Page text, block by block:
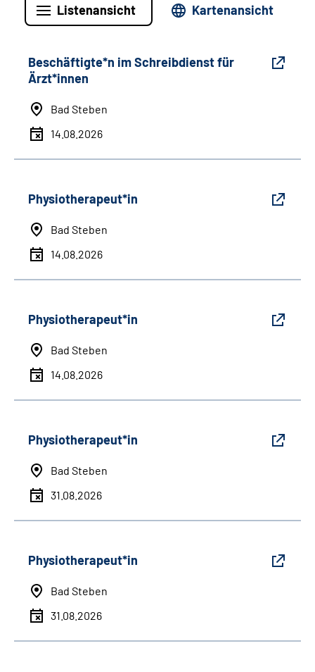
Listenansicht Kartenansicht
Beschäftigte*n im Schreibdienst für
Ärzt*innen
Bad Steben
14.08.2026
Physiotherapeut*in
Bad Steben
14.08.2026
Physiotherapeut*in
Bad Steben
14.08.2026
Physiotherapeut*in
Bad Steben
31.08.2026
Physiotherapeut*in
Bad Steben
31.08.2026